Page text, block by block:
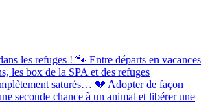
les refuges ! 🐾 Entre départs en vacances
les box de la SPA et des refuges
saturés… 💔 Adopter de façon
seconde chance à un animal et libérer une